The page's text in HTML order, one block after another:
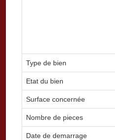
Type de bien
Etat du bien
Surface concernée
Nombre de pieces
Date de demarrage